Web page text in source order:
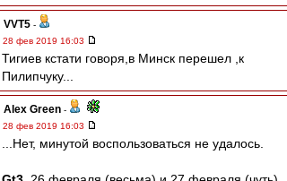
VVT5 -
28 фев 2019 16:03
Тигиев кстати говоря,в Минск перешел ,к
Пилипчуку...
Alex Green -
28 фев 2019 16:03
...Нет, минутой воспользоваться не удалось.